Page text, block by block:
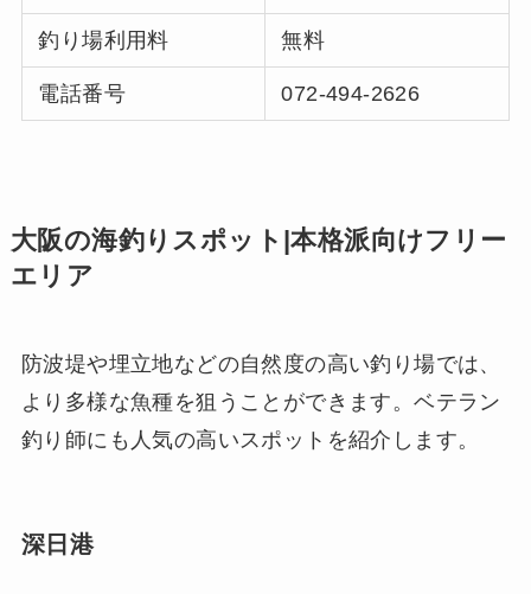
釣り場利用料 無料
電話番号 072-494-2626
大阪の海釣りスポット|本格派向けフリー
エリア
防波堤や埋立地などの自然度の高い釣り場では、
より多様な魚種を狙うことができます。ベテラン
釣り師にも人気の高いスポットを紹介します。
深日港